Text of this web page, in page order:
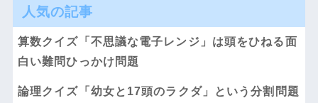
人気の記事
算数クイズ「不思議な電子レンジ」は頭をひねる面
白い難問ひっかけ問題
論理クイズ「幼女と17頭のラクダ」という分割問題